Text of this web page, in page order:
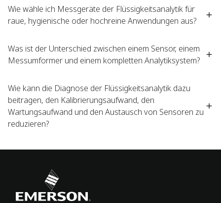
Wie wähle ich Messgeräte der Flüssigkeitsanalytik für
raue, hygienische oder hochreine Anwendungen aus?
Was ist der Unterschied zwischen einem Sensor, einem
Messumformer und einem kompletten Analytiksystem?
Wie kann die Diagnose der Flüssigkeitsanalytik dazu
beitragen, den Kalibrierungsaufwand, den
Wartungsaufwand und den Austausch von Sensoren zu
reduzieren?